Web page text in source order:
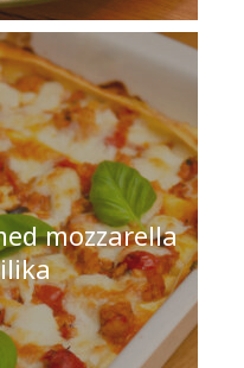
mozzarella